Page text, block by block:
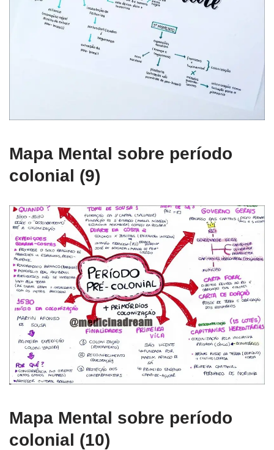
Mapa Mental sobre período
colonial (9)
Mapa Mental sobre período
colonial (10)